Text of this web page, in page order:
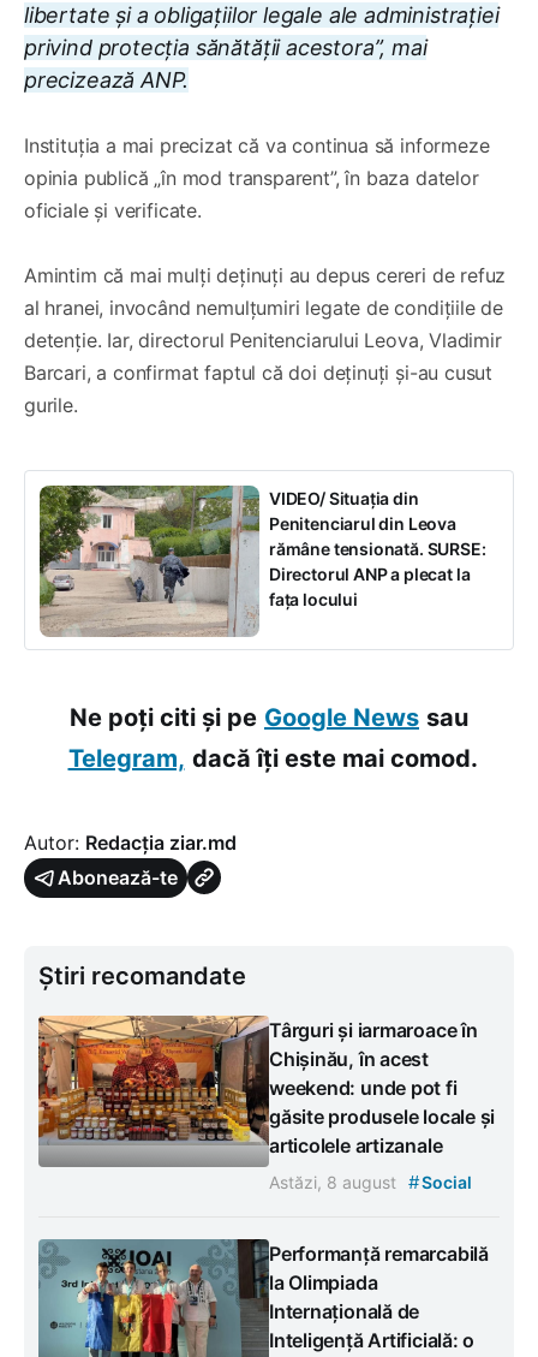
libertate și a obligațiilor legale ale administrației
privind protecția sănătății acestora”, mai
precizează ANP.
Instituția a mai precizat că va continua să informeze
opinia publică „în mod transparent”, în baza datelor
oficiale și verificate.
Amintim că mai mulți deținuți au depus cereri de refuz
al hranei, invocând nemulțumiri legate de condițiile de
detenție. Iar, directorul Penitenciarului Leova, Vladimir
Barcari, a confirmat faptul că doi deținuți și-au cusut
gurile.
VIDEO/ Situația din
Penitenciarul din Leova
rămâne tensionată. SURSE:
Directorul ANP a plecat la
fața locului
Ne poți citi și pe Google News sau
Telegram, dacă îți este mai comod.
Autor: Redacția ziar.md
Abonează-te
Știri recomandate
Târguri și iarmaroace în
Chișinău, în acest
weekend: unde pot fi
găsite produsele locale și
articolele artizanale
Astăzi, 8 august #Social
Performanță remarcabilă
la Olimpiada
Internațională de
Inteligență Artificială: o